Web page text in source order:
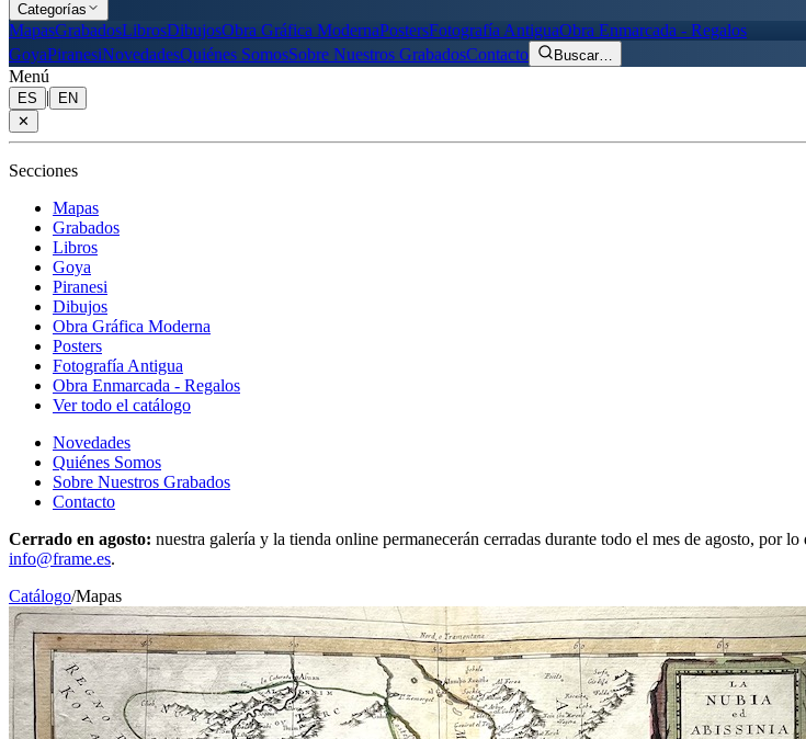
Categorías
MapasGrabadosLibrosDibujosObra Gráfica ModernaPostersFotografía AntiguaObra Enmarcada - Regalos
GoyaPiranesiNovedadesQuiénes SomosSobre Nuestros GrabadosContacto Buscar…
Menú
ES |
EN
✕
Secciones
Mapas
Grabados
Libros
Goya
Piranesi
Dibujos
Obra Gráfica Moderna
Posters
Fotografía Antigua
Obra Enmarcada - Regalos
Ver todo el catálogo
Novedades
Quiénes Somos
Sobre Nuestros Grabados
Contacto
Cerrado en agosto: nuestra galería y la tienda online permanecerán cerradas durante todo el mes de agosto, por
info@frame.es.
Catálogo/Mapas